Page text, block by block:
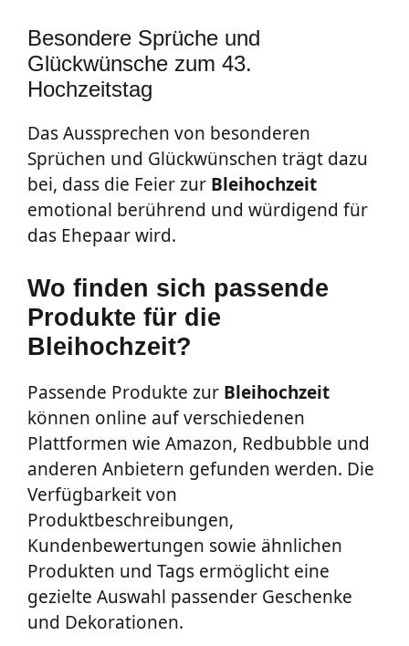
Besondere Sprüche und
Glückwünsche zum 43.
Hochzeitstag
Das Aussprechen von besonderen
Sprüchen und Glückwünschen trägt dazu
bei, dass die Feier zur Bleihochzeit
emotional berührend und würdigend für
das Ehepaar wird.
Wo finden sich passende
Produkte für die
Bleihochzeit?
Passende Produkte zur Bleihochzeit
können online auf verschiedenen
Plattformen wie Amazon, Redbubble und
anderen Anbietern gefunden werden. Die
Verfügbarkeit von
Produktbeschreibungen,
Kundenbewertungen sowie ähnlichen
Produkten und Tags ermöglicht eine
gezielte Auswahl passender Geschenke
und Dekorationen.